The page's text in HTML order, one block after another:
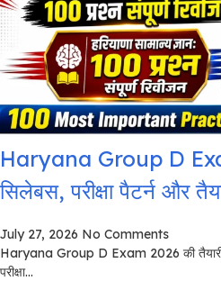
Haryana Group D
सिलेबस, परीक्षा पैटर्न और
July 27, 2026 No Comments
Haryana Group D Exam 2026 की तैयारी
परीक्षा...